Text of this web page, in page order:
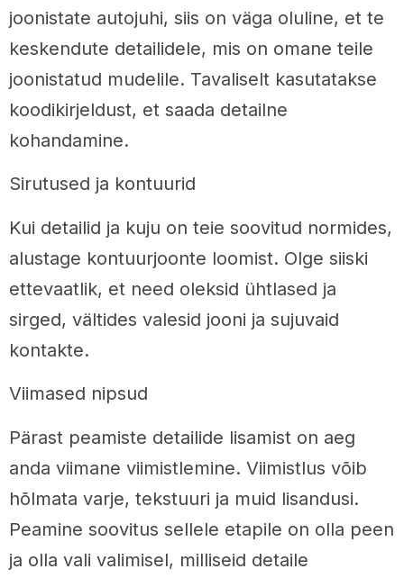
joonistate autojuhi, siis on väga oluline, et te
keskendute detailidele, mis on omane teile
joonistatud mudelile. Tavaliselt kasutatakse
koodikirjeldust, et saada detailne
kohandamine.
Sirutused ja kontuurid
Kui detailid ja kuju on teie soovitud normides,
alustage kontuurjoonte loomist. Olge siiski
ettevaatlik, et need oleksid ühtlased ja
sirged, vältides valesid jooni ja sujuvaid
kontakte.
Viimased nipsud
Pärast peamiste detailide lisamist on aeg
anda viimane viimistlemine. Viimistlus võib
hõlmata varje, tekstuuri ja muid lisandusi.
Peamine soovitus sellele etapile on olla peen
ja olla vali valimisel, milliseid detaile